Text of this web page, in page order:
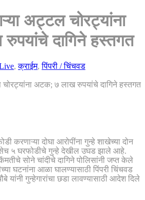
अट्टल चोरट्यांना
दागिने हस्तगत
,क्राईम,पिंपरी / चिंचवड
करणाऱ्या दोघा आरोपींना गुन्हे शाखेच्या दोन
५ घरफोडीचे गुन्हे देखील उघड झाले आहे.
सोने चांदीचे दागिने पोलिसांनी जप्त केले
घटनांना आळा घालण्यासाठी पिंपरी चिंचवड
यांनी गुन्हेगारांचा छडा लावण्यासाठी आदेश दिले